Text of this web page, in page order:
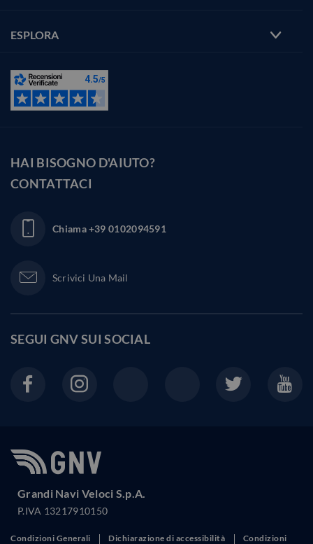
ESPLORA
HAI BISOGNO D'AIUTO?
CONTATTACI
Chiama+39 0102094591
Scrivici Una Mail
SEGUI GNV SUISOCIAL
Grandi Navi Veloci S.p.A.
P.IVA 13217910150
Condizioni Generali Dichiarazione di accessibilità Condizioni